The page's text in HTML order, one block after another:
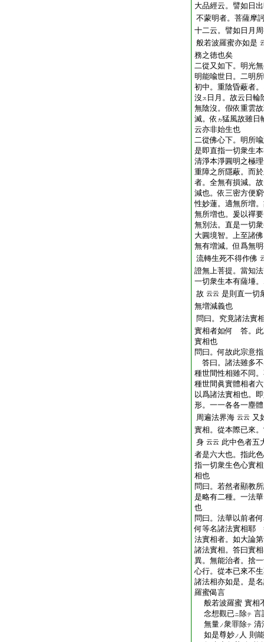
大品經云。譬如日
不蒙明者。菩薩摩
十二云。譬如日月
般若波羅蜜亦如是
務之徳也矣
二從又如下。明光
明能喩世日。二明
初中。重陰昏蔽者
沒 ス 日月。故云日
無陰沒。假依重雲
滅。依 カ猛風故雖日
云亦非始生也
二從佛心下。明所
是即直指一切衆生
清淨本淨圓明之極
重障之所隱蔽。而
者。全無有損減。
減也。依三密方便
性妙蓮。 適無所増
無所増也。爰以禪
無別法。直是一切
大圓境智。上至諸
無有増減。但爲無
流轉生死不得作佛
證無上菩提。當知
一切衆生本有薩埵
故 云云 是則直一切
無増減義也
問曰。究竟諸法實
實相者如何 答。此
實相也
問曰。何故此宗意
答曰。諸法雖多
種世間性相雖不同
種世間眞實體相者
以爲諸法實相也。
形。一一各各一塵
周遍法界海 云云 又
實相。從本際已來
身 云云 此中色者五
者是六大也。指此
指一切衆生色心實
相也
問曰。若然者顯教
是略有二種。一法
也
問曰。法華以前者
何等名諸法實相耶
法實相者。如大論
諸法實相。答曰實
異。無能治者。捨
心行。從本已來不
諸法相亦如是。是
羅蜜偈言
般若波羅蜜 實相
念想觀已ニ除テ 言
無量ノ衆罪除テ 清
如是尊妙ノ 人 則